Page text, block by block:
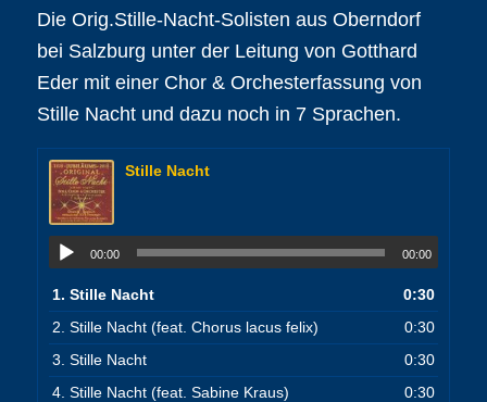
Die Orig.Stille-Nacht-Solisten aus Oberndorf
bei Salzburg unter der Leitung von Gotthard
Eder mit einer Chor & Orchesterfassung von
Stille Nacht und dazu noch in 7 Sprachen.
Stille Nacht
00:00 00:00
1. Stille Nacht
0:30
2. Stille Nacht (feat. Chorus lacus felix)
0:30
3. Stille Nacht
0:30
4. Stille Nacht (feat. Sabine Kraus)
0:30